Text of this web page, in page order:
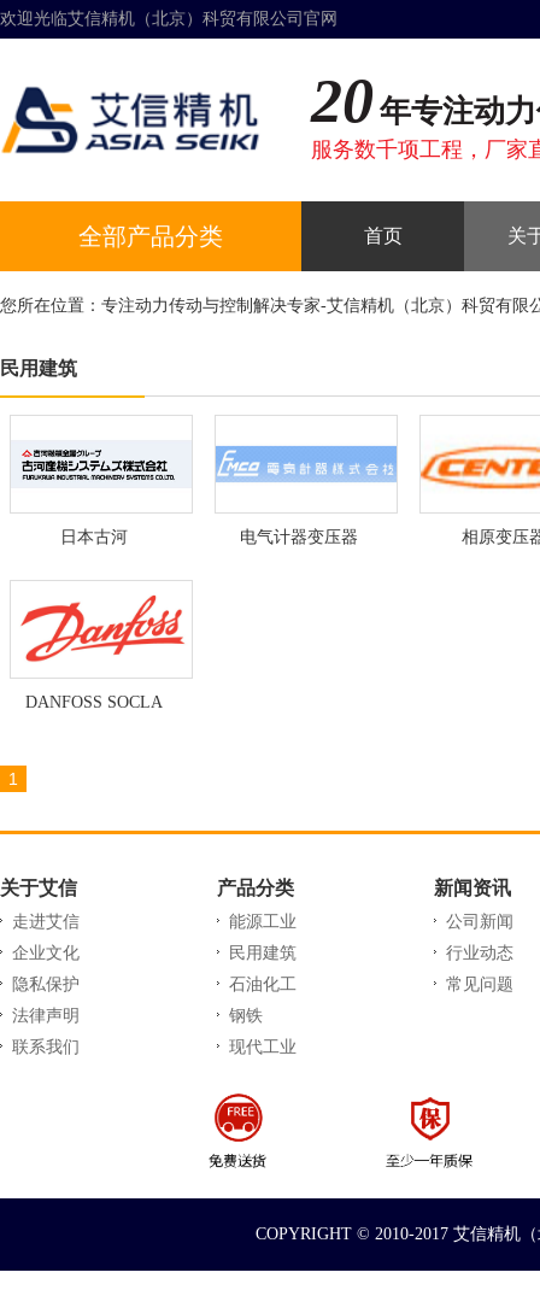
欢迎光临艾信精机（北京）科贸有限公司官网
20 年专注动
服务数千项工程，厂家
全部产品分类 首页 关
您所在位置： 专注动力传动与控制解决专家-艾信精机（北京）科贸有限
民用建筑
日本古河 电气计器变压器 相原变压
DANFOSS SOCLA
1
关于艾信
走进艾信
企业文化
隐私保护
法律声明
联系我们
产品分类
能源工业
民用建筑
石油化工
钢铁
现代工业
新闻资讯
公司新闻
行业动态
常见问题
COPYRIGHT © 2010-2017 艾信精机